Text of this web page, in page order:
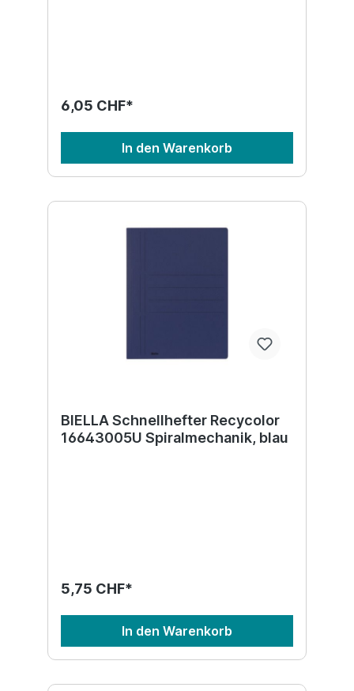
6,05 CHF*
In den Warenkorb
BIELLA Schnellhefter Recycolor
16643005U Spiralmechanik, blau
5,75 CHF*
In den Warenkorb